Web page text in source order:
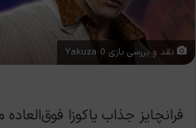
نقد و بررسی بازی Yakuza 0
فرانچایز جذاب یاکوزا